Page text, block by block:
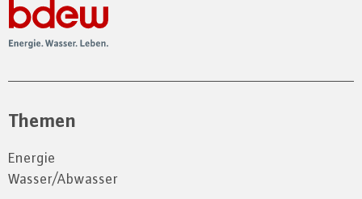
Themen
Energie
Wasser/Abwasser